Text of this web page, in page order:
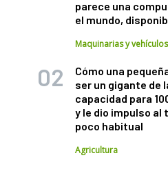
parece una
el mundo,
Maquinarias y vehículos
Cómo una
ser un gigante de
capacidad para
y le dio impulso al
poco habitual
Agricultura